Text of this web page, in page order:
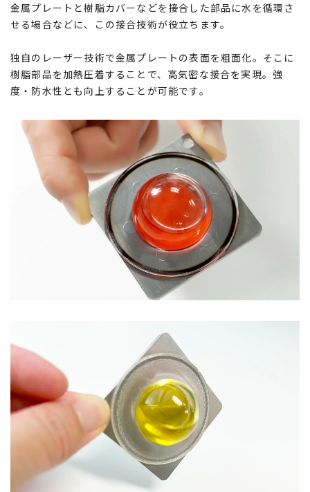
金属プレートと樹脂カバーなどを接合した部品に水を循環さ
せる場合などに、この接合技術が役立ちます。
独自のレーザー技術で金属プレートの表面を粗面化。そこに
樹脂部品を加熱圧着することで、高気密な接合を実現。強
度・防水性とも向上することが可能です。